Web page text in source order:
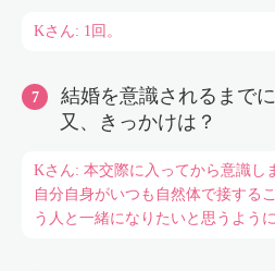
Kさん: 1回。
結婚を意識されるまで
又、きっかけは？
Kさん: 本交際に入ってから意識し
自分自身がいつも自然体で接する
う人と一緒になりたいと思うよう